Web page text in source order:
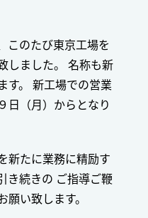
このたび東京工場を
しました。 名称も新
す。 新工場での営業
日（月）からとなり
新たに業務に精励す
き続きの ご指導ご鞭
い致します。